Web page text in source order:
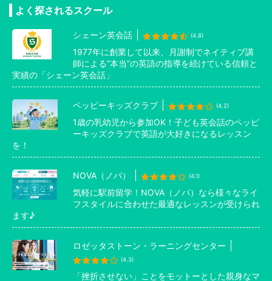
よく探されるスクール
シェーン英会話 (4.8)
1977年に創業して以来、月謝制でネイティブ講
師による”本当”の英語の指導を続けている信頼と
実績の「シェーン英会話」
ペッピーキッズクラブ (4.2)
1歳の乳幼児から参加OK！子ども英会話のペッピ
ーキッズクラブで英語が大好きになるレッスン
を！
NOVA（ノバ） (4.1)
気軽に駅前留学！NOVA（ノバ）なら様々なライ
フスタイルに合わせた最適なレッスンが受けられ
ます♪
ロゼッタストーン・ラーニングセンター
(4.3)
「挫折させない」ことをモットーとした親身なマ